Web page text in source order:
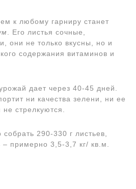
к любому гарниру станет
. Его листья сочные,
они не только вкусны, но и
содержания витаминов и
дает через 40-45 дней.
ни качества зелени, ни ее
стрелкуются.
290-330 г листьев,
примерно 3,5-3,7 кг/ кв.м.